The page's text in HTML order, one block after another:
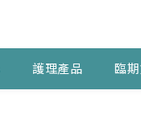
護理產品 臨